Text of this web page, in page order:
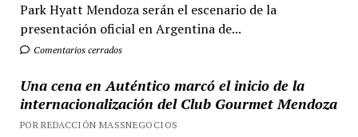
Park Hyatt Mendoza serán el escenario de la
presentación oficial en Argentina de...
Comentarios cerrados
Una cena en Auténtico marcó el inicio de la
internacionalización del Club Gourmet Mendoza
POR REDACCIÓN MASSNEGOCIOS